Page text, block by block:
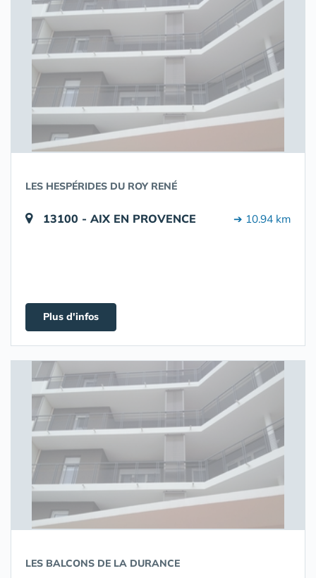
LES HESPÉRIDES DU ROY RENÉ
13100 - AIX EN PROVENCE ➔ 10.94 km
Plus d'infos
LES BALCONS DE LA DURANCE